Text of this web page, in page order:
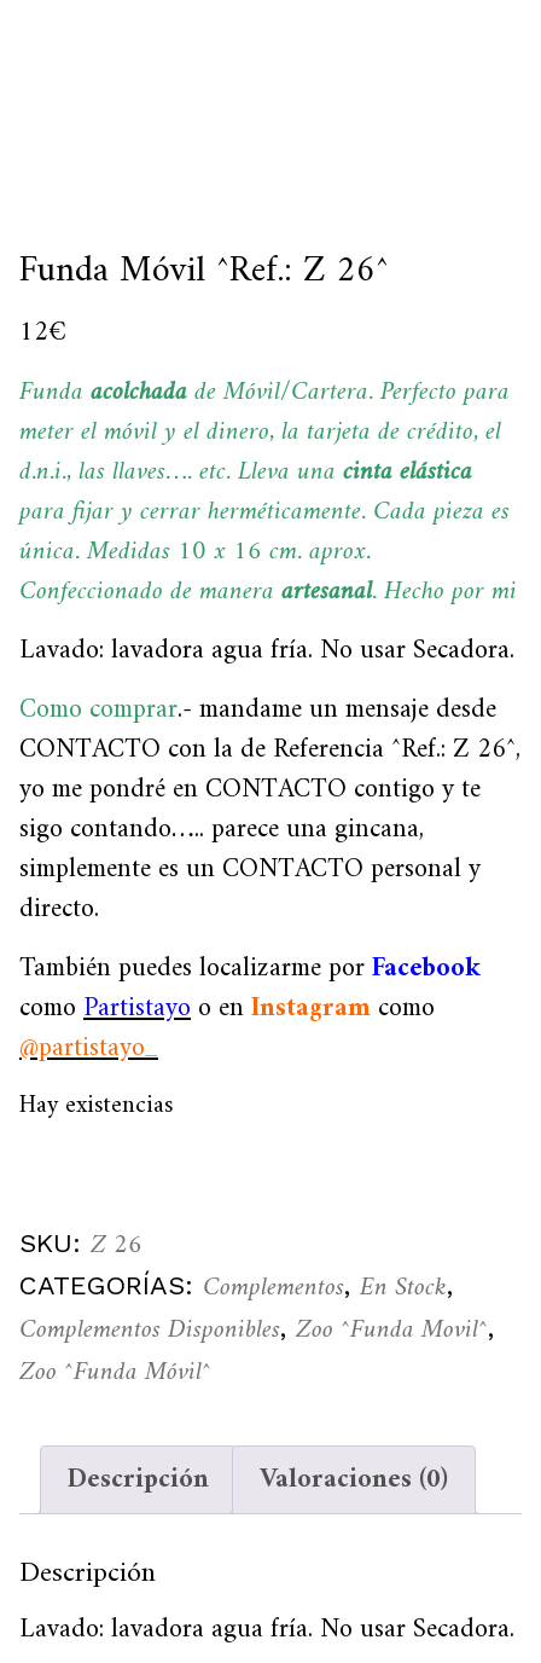
Funda Móvil ^Ref.: Z 26^
12€
Fundaacolchadade Móvil/Cartera. Perfecto para
meter el móvil y el dinero, la tarjeta de crédito, el
d.n.i., las llaves…. etc. Lleva unacinta elástica
para fijar y cerrar herméticamente. Cada pieza es
única. Medidas 10 x 16 cm. aprox.
Confeccionado de maneraartesanal. Hecho por mi
Lavado: lavadora agua fría. No usar Secadora.
Como comprar.- mandame un mensaje desde
CONTACTO con la de Referencia ^Ref.: Z 26^,
yo me pondré en CONTACTO contigo y te
sigo contando….. parece una gincana,
simplemente es un CONTACTO personal y
directo.
También puedes localizarme porFacebook
comoPartistayoo enInstagramcomo
@partistayo_
Hay existencias
SKU: Z 26
CATEGORÍAS: Complementos, En Stock,
Complementos Disponibles, Zoo ^Funda Movil^,
Zoo ^Funda Móvil^
Descripción Valoraciones (0)
Descripción
Lavado: lavadora agua fría. No usar Secadora.